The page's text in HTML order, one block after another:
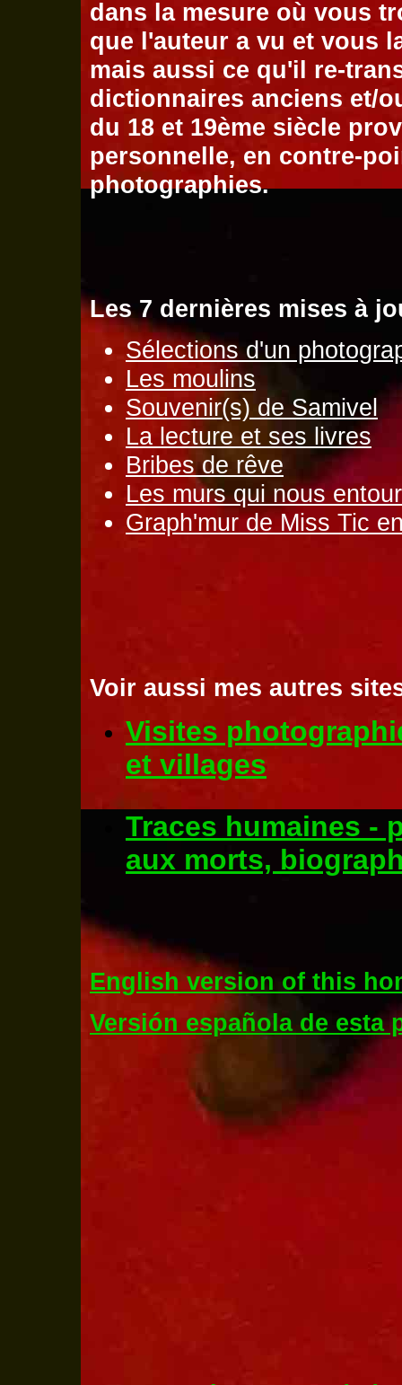
dans la mesure où vous
que l'auteur a vu et vous
mais aussi ce qu'il re-
dictionnaires anciens et/
du 18 et 19ème siècle
personnelle, en contre-
photographies.
Les 7 dernières mises à
Sélections d'un
Les moulins
Souvenir(s) de Samivel
La lecture et ses livres
Bribes de rêve
Les murs qui nous
Graph'mur de Miss Tic
Voir aussi mes autres
Visites
et villages
Traces humaines -
aux morts,
English version of this
Versión española de esta